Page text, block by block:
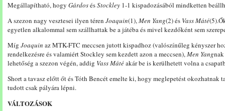
Megállapítható, hogy GárdosésStockley 1-1 kispadozásából mindketten
A szezon nagy vesztesei ilyen téren Joaquin(1),Men Yang(2) és Vass Máté
egyetlen alkalommal sem szállhattak be a játéba és mivel kezdőként sem
Míg Joaquin az MTK-FTC meccsen jutott kispadhoz (valószínűleg kényszer
rendelkezésre és valamiért Stockley sem kezdett azon a meccsen),Men Yang
lehetőség a szezon végén, addig Vass Mátéakár be is kerülhetett volna a
Short a tavasz előtt őt és Tóth Bencét emelte ki, hogy meglepetést okozhatnak
tudott csak pályára lépni.
VÁLTOZÁSOK